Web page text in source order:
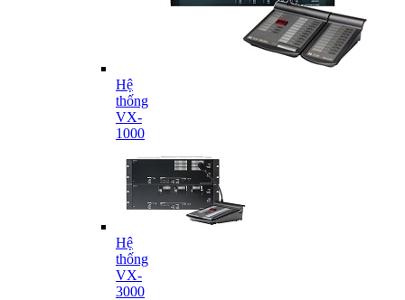
Hệ
thống
VX-
1000
Hệ
thống
VX-
3000